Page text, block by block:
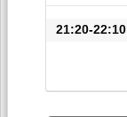
21:20-22:10